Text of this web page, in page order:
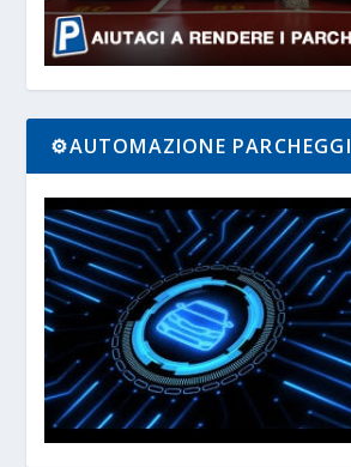
⚙️AUTOMAZIONE PARCHEGGI